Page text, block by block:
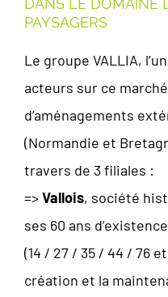
DANS LE DOMAINE
PAYSAGERS
Le groupe VALLIA,
acteurs sur ce
d’aménagements
(Normandie et
travers de 3 filiales :
=>Vallois, société
ses 60 ans
(14 / 27 / 35 / 44 / 76
création et la